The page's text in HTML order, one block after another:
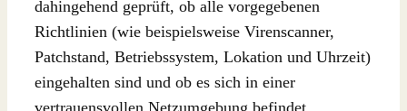
dahingehend geprüft, ob alle vorgegebenen
Richtlinien (wie beispielsweise Virenscanner,
Patchstand, Betriebssystem, Lokation und Uhrzeit)
eingehalten sind und ob es sich in einer
vertrauensvollen Netzumgebung befindet.